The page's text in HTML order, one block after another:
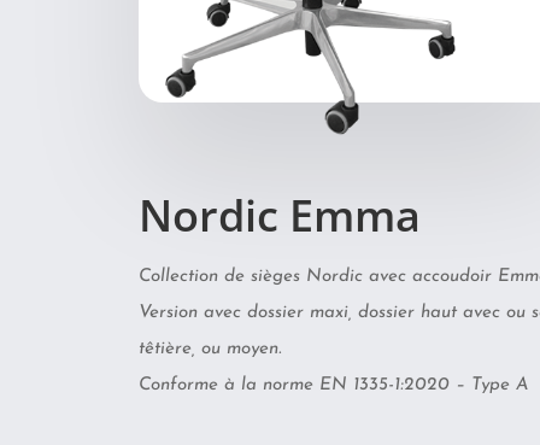
Nordic Emma
Collection de sièges Nordic avec accoudoir
Version avec dossier maxi, dossier haut avec ou
têtière, ou moyen.
Conforme à la norme EN 1335-1:2020 – Type A